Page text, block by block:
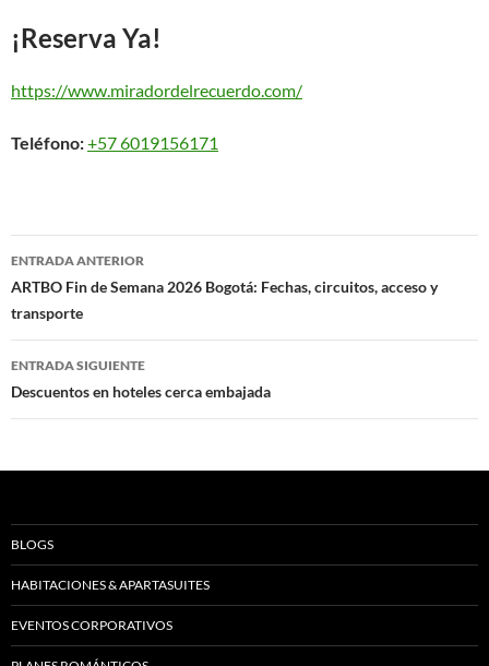
¡Reserva Ya!
https://www.miradordelrecuerdo.com/
Teléfono:+57 6019156171
Navegación
de
entradas
ENTRADA ANTERIOR
ARTBO Fin de Semana 2026 Bogotá: Fechas, circuitos, acceso y
transporte
ENTRADA SIGUIENTE
Descuentos en hoteles cerca embajada
BLOGS
HABITACIONES & APARTASUITES
EVENTOS CORPORATIVOS